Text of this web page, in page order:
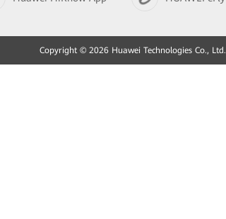
Copyright © 2026 Huawei Technologies Co.,